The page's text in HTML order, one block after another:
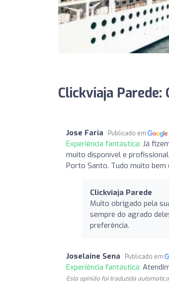
Clickviaja Parede:
Jose Faria Publicado em
Experiência fantástica: Já
muito disponível e
Porto Santo. Tudo muito bem
Clickviaja Parede
Muito obrigado pela
sempre do agrado
preferência.
Joselaine Sena Publicado em
Experiência fantástica:
Esta opinião foi traduzida